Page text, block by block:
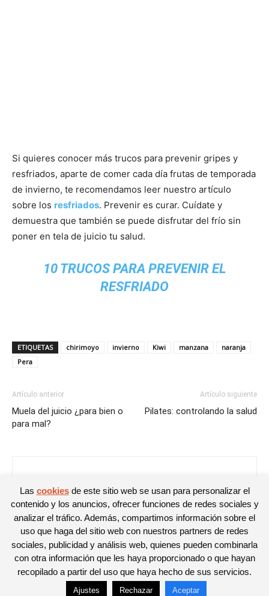
Si quieres conocer más trucos para prevenir gripes y
resfriados, aparte de comer cada día frutas de temporada
de invierno, te recomendamos leer nuestro artículo
sobre los resfriados. Prevenir es curar. Cuídate y
demuestra que también se puede disfrutar del frío sin
poner en tela de juicio tu salud.
10 TRUCOS PARA PREVENIR EL
RESFRIADO
ETIQUETAS chirimoyo invierno Kiwi manzana
naranja
Pera
Artículo anterior
Muela del juicio ¿para bien o
para mal?
Artículo siguiente
Pilates: controlando la salud
© Newspaper WordPress Theme by TagDiv
Las cookiesde este sitio web se usan para personalizar el
contenido y los anuncios, ofrecer funciones de redes sociales y
analizar el tráfico. Además, compartimos información sobre el
uso que haga del sitio web con nuestros partners de redes
sociales, publicidad y análisis web, quienes pueden combinarla
con otra información que les haya proporcionado o que hayan
recopilado a partir del uso que haya hecho de sus servicios.
Ajustes Rechazar Aceptar